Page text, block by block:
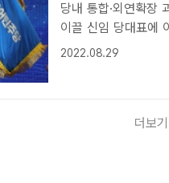
당내 통합·외연확장 과제…강
이끌 신임 당대표에
조경기장에서 열린
2022.08.29
더보